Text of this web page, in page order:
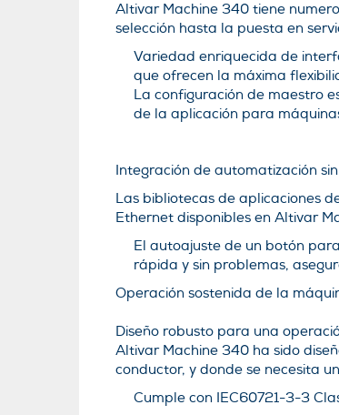
Altivar Machine 340 tiene
selección hasta la puesta en
Variedad enriquecida de
que ofrecen la máxima
La configuración de maestro
de la aplicación para
Integración de automatización
Las bibliotecas de aplicaciones
Ethernet disponibles en Altivar
El autoajuste de un botón
rápida y sin problemas,
Operación sostenida de la
Diseño robusto para una
Altivar Machine 340 ha sido
conductor, y donde se necesita
Cumple con IEC60721-3-3